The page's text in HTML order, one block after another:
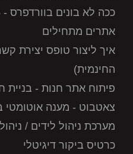
אתרים מתחילים
איך ליצור טופס יצירת
החינמית)
פיתוח אתר חנות - בניית
צאטבוט - מענה
מערכת ניהול לידים /
כרטיס ביקור דיגיטלי